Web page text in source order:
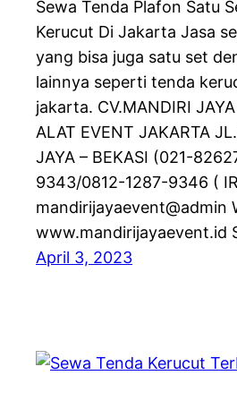
Sewa Tenda Plafon Satu
Kerucut Di Jakarta Jasa
yang bisa juga satu set
lainnya seperti tenda
jakarta. CV.MANDIRI
ALAT EVENT JAKARTA
JAYA – BEKASI (021-
9343/0812-1287-9346 (
mandirijayaevent@admin
www.mandirijayaevent.id
April 3, 2023